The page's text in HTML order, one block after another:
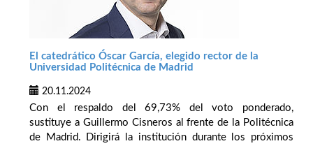
El catedrático Óscar García, elegido rector de la
Universidad Politécnica de Madrid
20.11.2024
Con el respaldo del 69,73% del voto ponderado,
sustituye a Guillermo Cisneros al frente de la Politécnica
de Madrid. Dirigirá la institución durante los próximos